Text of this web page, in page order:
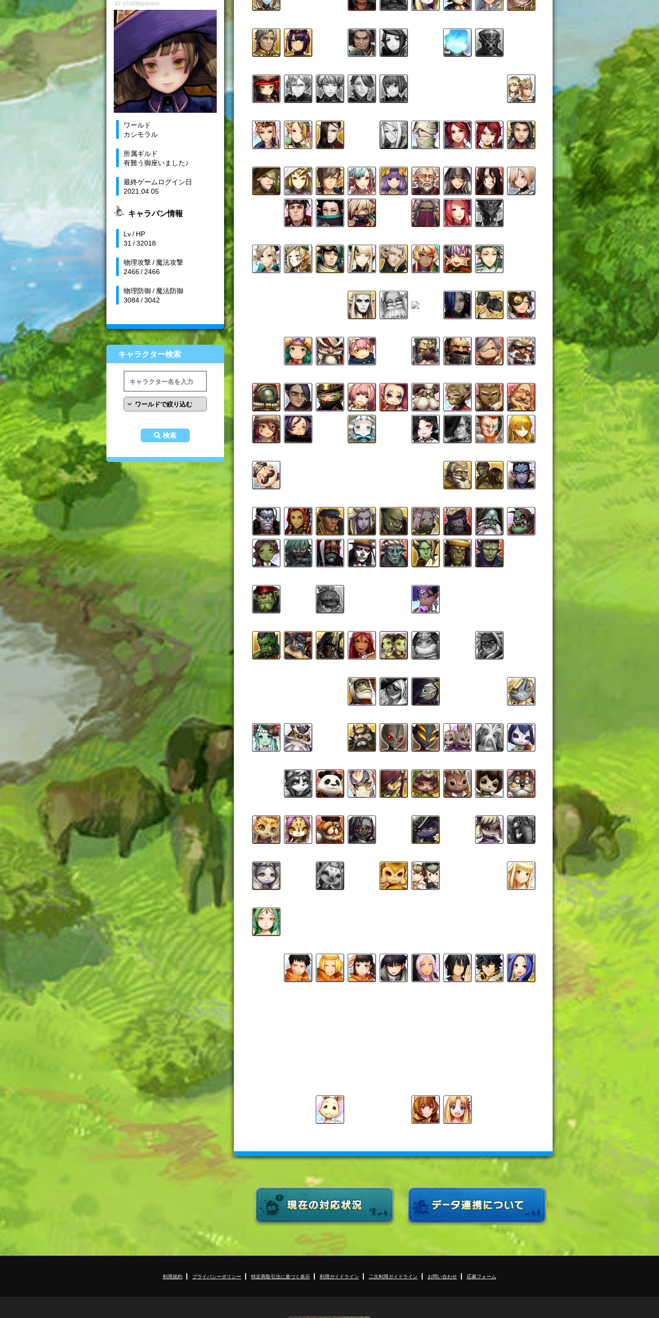
ID: e7s83fhp3msm
ワールド
カシモラル
所属ギルド
有難う御座いました♪
最終ゲームログイン日
2021.04.05
キャラバン情報
Lv / HP
31 / 32018
物理攻撃 / 魔法攻撃
2466 / 2466
物理防御 / 魔法防御
3084 / 3042
キャラクター検索
検索
利用規約 プライバシーポリシー 特定商取引法に基づく表示 利用ガイドライン 二次利用ガイドライン お問い合わせ 応募フォーム